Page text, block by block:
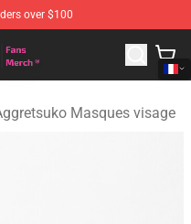
over $100
Merchandise
Masques visage